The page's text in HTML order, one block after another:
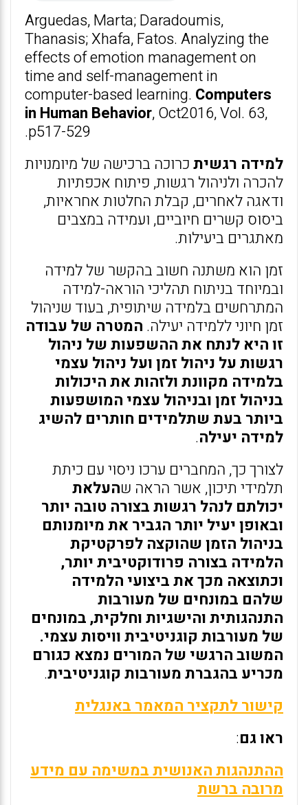
p
k
Arguedas, Marta; Daradoumis,
Thanasis; Xhafa, Fatos. Analyzing the
effects of emotion management on
time and self-management in
computer-based learning. Computers
in Human Behavior, Oct2016, Vol. 63,
p517-529.
למידה רגשיתכרוכה ברכישה של מיומנויות
להכרה ולניהול רגשות, פיתוח אכפתיות
ודאגה לאחרים, קבלת החלטות אחראיות,
ביסוס קשרים חיוביים, ועמידה במצבים
מאתגרים ביעילות.
זמן הוא משתנה חשוב בהקשר של למידה
ובמיוחד בניתוח תהליכי הוראה-למידה
המתרחשים בלמידה שיתופית, בעוד שניהול
זמן חיוני ללמידה יעילה. המטרה של עבודה
זו היא לנתח את ההשפעות של ניהול
רגשות על ניהול זמן ועל ניהול עצמי
בלמידה מקוונת ולזהות את היכולות
בניהול זמן ובניהול עצמי המושפעות
ביותר בעת שתלמידים חותרים להשיג
למידה יעילה.
לצורך כך, המחברים ערכו ניסוי עם כיתת
תלמידי תיכון, אשר הראה שהעלאת
יכולתם לנהל רגשות בצורה טובה יותר
ובאופן יעיל יותר הגביר את מיומנותם
בניהול הזמן שהוקצה לפרקטיקת
הלמידה בצורה פרודוקטיבית יותר,
וכתוצאה מכך את ביצועי הלמידה
שלהם במונחים של מעורבות
התנהגותית והישגיות וחלקית, במונחים
של מעורבות קוגניטיבית וויסות עצמי.
המשוב הרגשי של המורים נמצא כגורם
מכריע בהגברת מעורבות קוגניטיבית.
קישור לתקציר המאמר באנגלית
ראו גם:
ההתנהגות האנושית במשימה עם מידע
מרובה ברשת